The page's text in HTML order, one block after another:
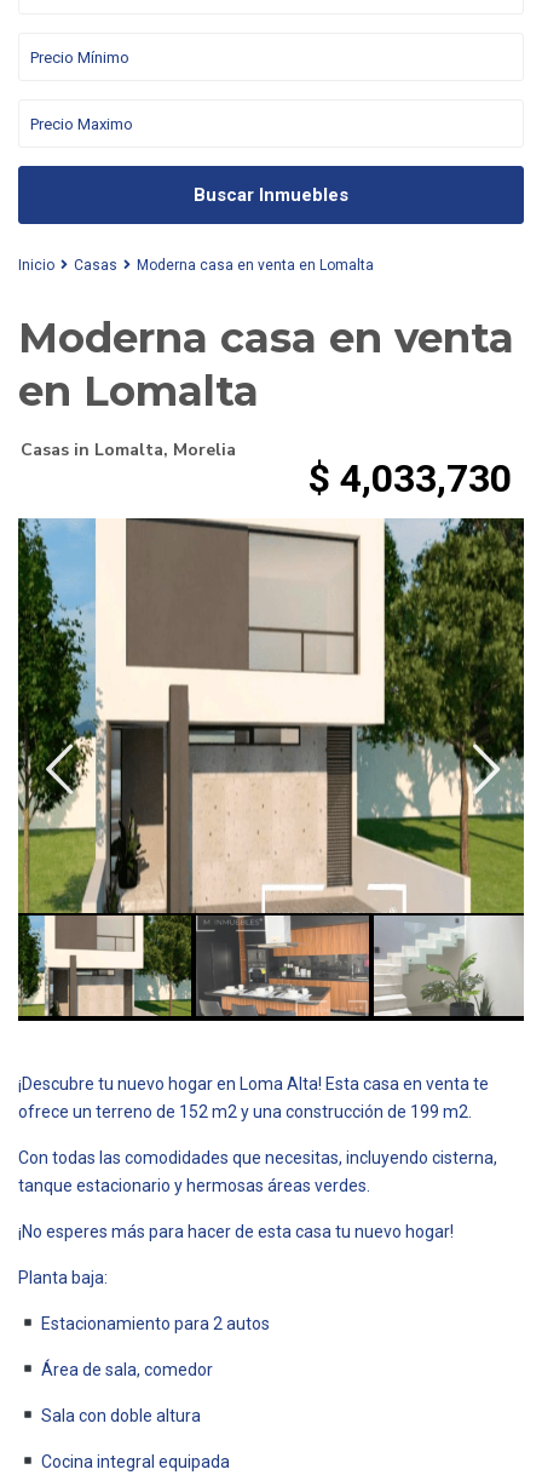
Buscar Inmuebles
Inicio Casas Moderna casa en venta en Lomalta
Moderna casa en venta
en Lomalta
Casas in Lomalta, Morelia
$ 4,033,730
¡Descubre tu nuevo hogar en Loma Alta! Esta casa en venta te
ofrece un terreno de 152 m2 y una construcción de 199 m2.
Con todas las comodidades que necesitas, incluyendo cisterna,
tanque estacionario y hermosas áreas verdes.
¡No esperes más para hacer de esta casa tu nuevo hogar!
Planta baja:
Estacionamiento para 2 autos
Área de sala, comedor
Sala con doble altura
Cocina integral equipada